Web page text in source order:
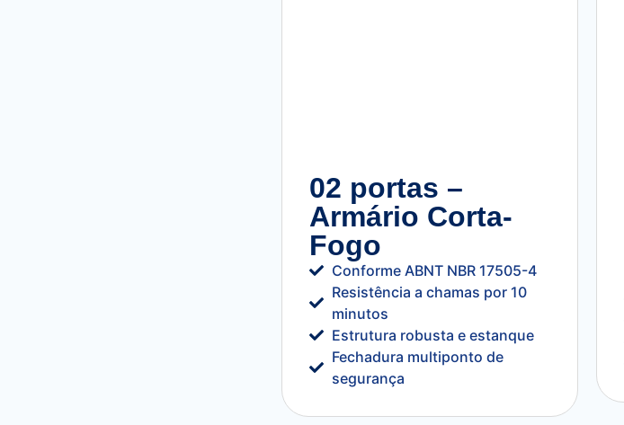
02 portas –
Armário Corta-
Fogo
Conforme ABNT NBR 17505-4
Resistência a chamas por 10
minutos
Estrutura robusta e estanque
Fechadura multiponto de
segurança